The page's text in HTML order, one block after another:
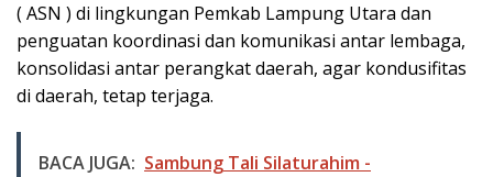
( ASN ) di lingkungan Pemkab Lampung Utara dan
penguatan koordinasi dan komunikasi antar lembaga,
konsolidasi antar perangkat daerah, agar kondusifitas
di daerah, tetap terjaga.
BACA JUGA: Sambung Tali Silaturahim -